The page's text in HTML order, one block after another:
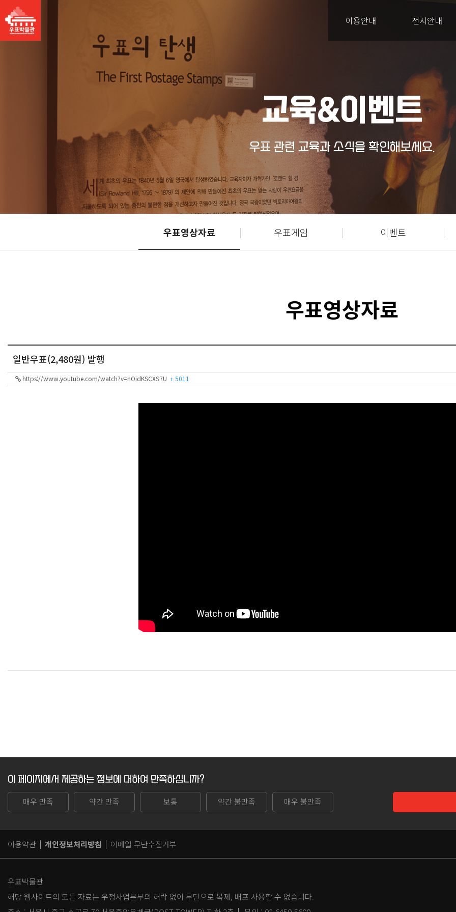
이용안내 전시안내
교육&이벤트
우표 관련 교육과 소식을 확인해보세요.
우표영상자료 우표게임 이벤트
우표영상자료
일반우표(2,480원) 발행
https://www.youtube.com/watch?v=nOidKSCXS7U + 5011
이 페이지에서 제공하는 정보에 대하여 만족하십니까?
매우 만족 약간 만족 보통 약간 불만족 매우 불만족
이용약관 개인정보처리방침 이메일 무단수집거부
우표박물관
해당 웹사이트의 모든 자료는 우정사업본부의 허락 없이 무단으로 복제, 배포 사용할 수 없습니다.